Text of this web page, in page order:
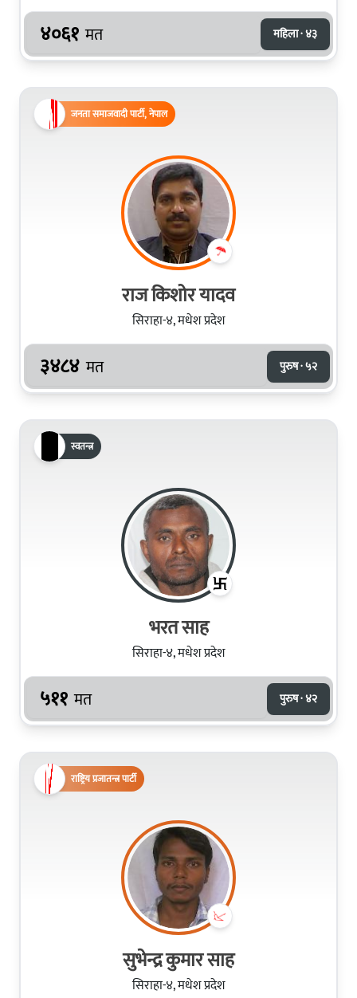
४०६१ मत महिला · ४३
जनता समाजवादी पार्टी, नेपाल
राज किशोर यादव
सिराहा-४, मधेश प्रदेश
३४८४ मत पुरुष · ५२
स्वतन्त्र
भरत साह
सिराहा-४, मधेश प्रदेश
५११ मत पुरुष · ४२
राष्ट्रिय प्रजातन्त्र पार्टी
सुभेन्द्र कुमार साह
सिराहा-४, मधेश प्रदेश